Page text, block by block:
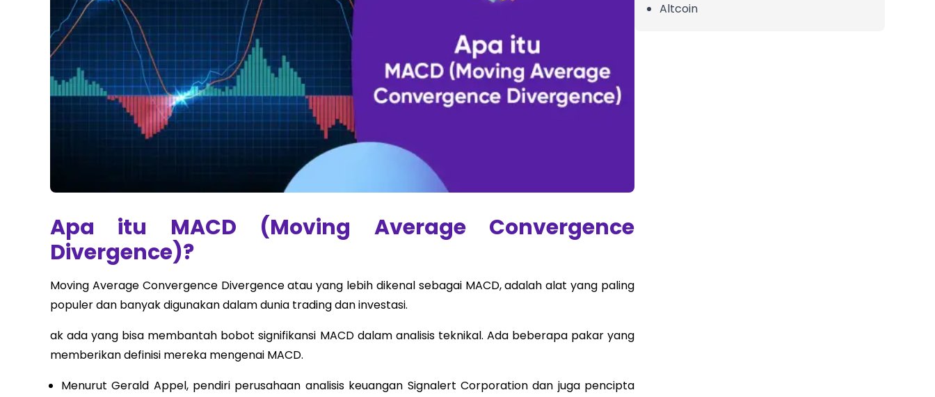
Apa itu MACD (Moving Average Convergence
Divergence)?
Moving Average Convergence Divergence atau yang lebih dikenal sebagai MACD, adalah alat yang paling
populer dan banyak digunakan dalam dunia trading dan investasi.
ak ada yang bisa membantah bobot signifikansi MACD dalam analisis teknikal. Ada beberapa pakar yang
memberikan definisi mereka mengenai MACD.
Menurut Gerald Appel, pendiri perusahaan analisis keuangan Signalert Corporation dan juga pencipta
Altcoin